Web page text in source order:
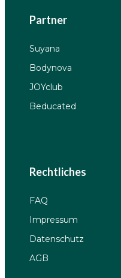
Partner
Suyana
Bodynova
JOYclub
Beducated
Rechtliches
FAQ
Impressum
Datenschutz
AGB